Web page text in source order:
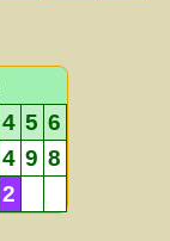
4 5 6
4 9 8
2